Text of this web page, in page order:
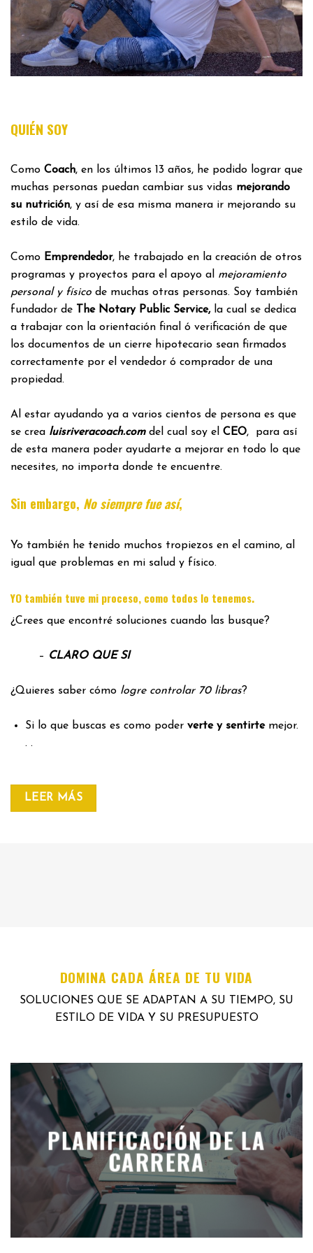
QUIÉN SOY
Como Coach, en los últimos 13 años, he podido lograr que
muchas personas puedan cambiar sus vidas mejorando
su nutrición, y así de esa misma manera ir mejorando su
estilo de vida.
Como Emprendedor, he trabajado en la creación de otros
programas y proyectos para el apoyo al mejoramiento
personal y físico de muchas otras personas. Soy también
fundador de
The Notary Public Service,la cual se dedica
a trabajar con la orientación final ó verificación de que
los documentos de un cierre hipotecario sean firmados
correctamente por el vendedor ó comprador de una
propiedad.
Al estar ayudando ya a varios cientos de persona es que
se crea luisriveracoach.comdel cual soy el CEO, para así
de esta manera poder ayudarte a mejorar en todo lo que
necesites, no importa donde te encuentre.
Sin embargo, No siempre fue así,
Yo también he tenido muchos tropiezos en el camino, al
igual que problemas en mi salud y físico.
YO también tuve mi proceso, como todos lo tenemos.
¿Crees que encontré soluciones cuando las busque?
– CLARO QUE SI
¿Quieres saber cómo logre controlar 70 libras?
Si lo que buscas es como poder verte y sentirtemejor.
. .
LEER MÁS
DOMINA CADA ÁREA DE TU VIDA
SOLUCIONES QUE SE ADAPTAN A SU TIEMPO, SU
ESTILO DE VIDA Y SU PRESUPUESTO
PLANIFICACIÓN DE LA
CARRERA